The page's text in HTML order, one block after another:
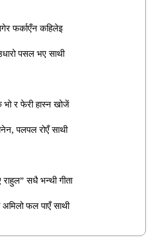
फर्काएँन कहिलेइ
पसल भए साथी
भो र फेरी हास्न खोजें
पलपल रोएँ साथी
सधै भन्थी गीता
अमिलो फल पाएँ साथी